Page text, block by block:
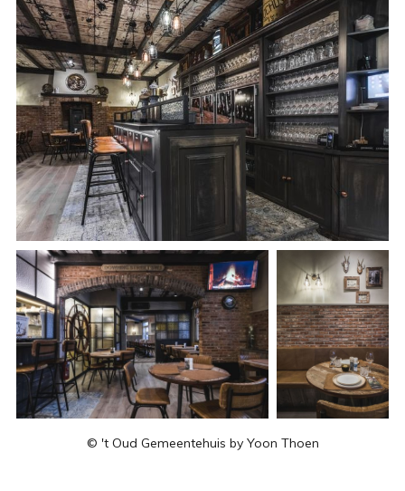
© 't Oud Gemeentehuis by Yoon Thoen